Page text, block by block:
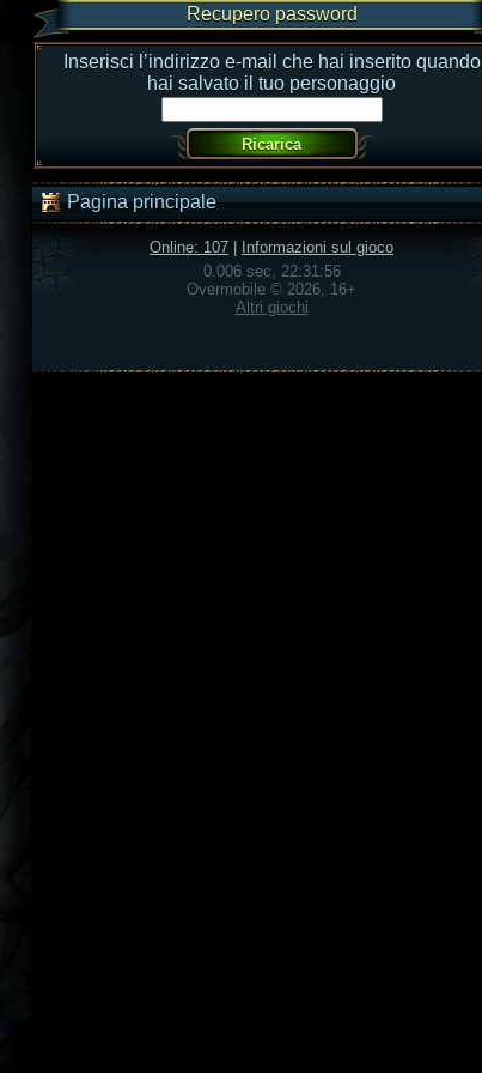
Recupero password
Inserisci l’indirizzo e-mail che hai inserito quando
hai salvato il tuo personaggio
Pagina principale
Online: 107
Informazioni sul gioco
0.006 sec, 22:31:56
Overmobile © 2026, 16+
Altri giochi